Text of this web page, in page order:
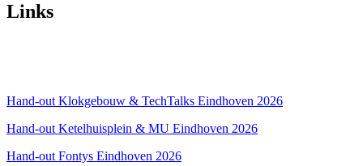
Links
Hand-out Klokgebouw & TechTalks Eindhoven 2026
Hand-out Ketelhuisplein & MU Eindhoven 2026
Hand-out Fontys Eindhoven 2026